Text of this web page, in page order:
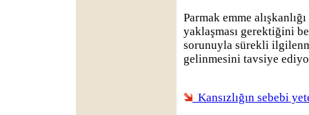
Parmak emme
yaklaşması gerektiğini
sorunuyla sürekli
gelinmesini tavsiye
Kansızlığın sebebi